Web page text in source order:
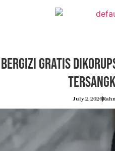
Gratis
July 2, 2026